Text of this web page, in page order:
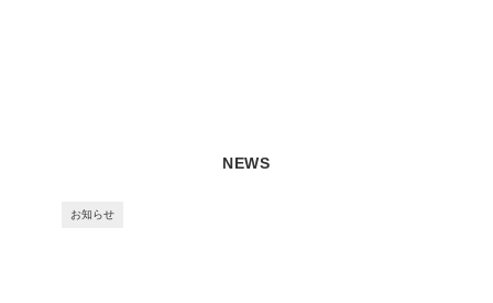
NEWS
お知らせ